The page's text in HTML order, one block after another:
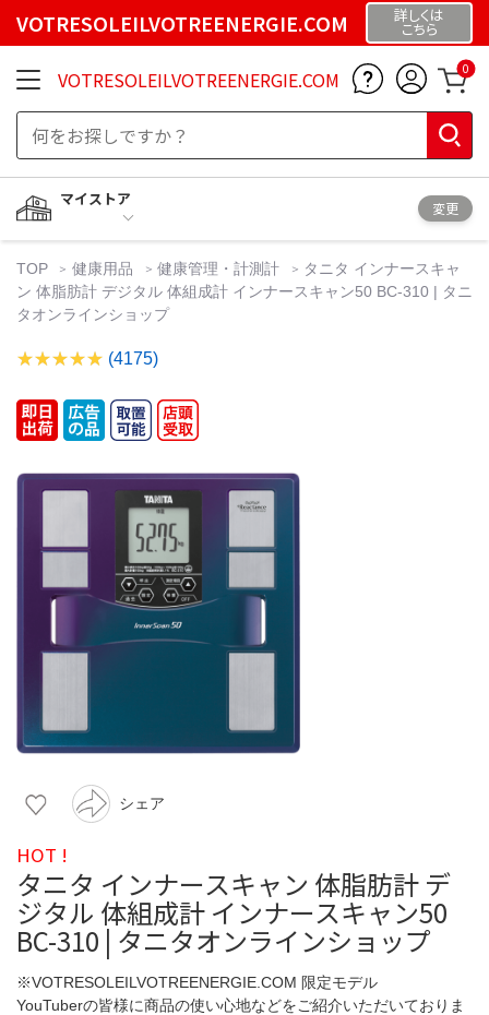
VOTRESOLEILVOTREENERGIE.COM 詳しくは
こちら
VOTRESOLEILVOTREENERGIE.COM 0
マイストア
変更
TOP 健康用品 健康管理・計測計
タニタ インナースキャ
ン 体脂肪計 デジタル 体組成計 インナースキャン50 BC-310 | タニ
タオンラインショップ
(4175)
シェア
HOT !
タニタ インナースキャン 体脂肪計 デ
ジタル 体組成計 インナースキャン50
BC-310 | タニタオンラインショップ
※VOTRESOLEILVOTREENERGIE.COM 限定モデル
YouTuberの皆様に商品の使い心地などをご紹介いただいておりま